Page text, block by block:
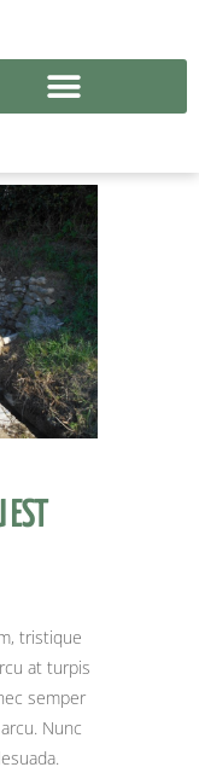
EST
tristique
at turpis
semper
Nunc